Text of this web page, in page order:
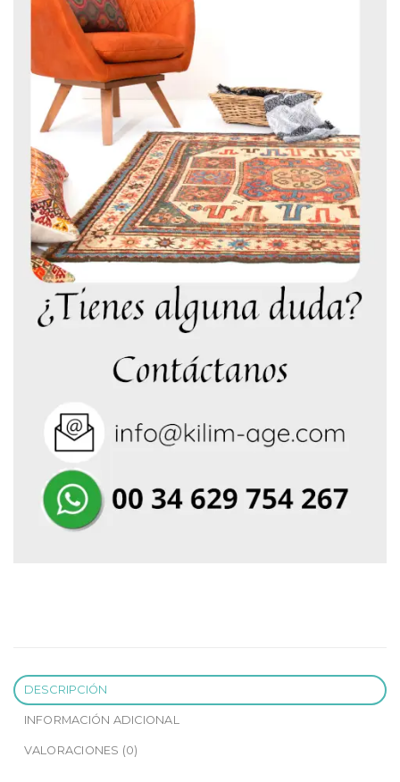
DESCRIPCIÓN
INFORMACIÓN ADICIONAL
VALORACIONES (0)